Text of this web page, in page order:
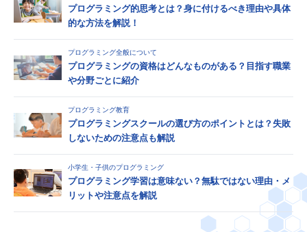
プログラミング的思考とは？身に付けるべき理由や具体
的な方法を解説！
プログラミング全般について
プログラミングの資格はどんなものがある？目指す職業
や分野ごとに紹介
プログラミング教育
プログラミングスクールの選び方のポイントとは？失敗
しないための注意点も解説
小学生・子供のプログラミング
プログラミング学習は意味ない？無駄ではない理由・メ
リットや注意点を解説